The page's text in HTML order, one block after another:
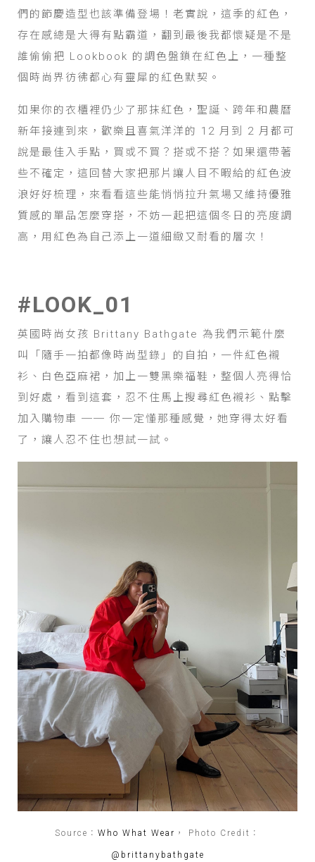
們的節慶造型也該準備登場！老實說，這季的紅色，
存在感總是大得有點霸道，翻到最後我都懷疑是不是
誰偷偷把 Lookbook 的調色盤鎖在紅色上，一種整
個時尚界彷彿都心有靈犀的紅色默契。
如果你的衣櫃裡仍少了那抹紅色，聖誕、跨年和農曆
新年接連到來，歡樂且喜氣洋洋的 12 月到 2 月都可
說是最佳入手點，買或不買？搭或不搭？如果還帶著
些不確定，這回替大家把那片讓人目不暇給的紅色波
浪好好梳理，來看看這些能悄悄拉升氣場又維持優雅
質感的單品怎麼穿搭，不妨一起把這個冬日的亮度調
高，用紅色為自己添上一道細緻又耐看的層次！
#LOOK_01
英國時尚女孩 Brittany Bathgate 為我們示範什麼
叫「隨手一拍都像時尚型錄」的自拍，一件紅色襯
衫、白色亞麻裙，加上一雙黑樂福鞋，整個人亮得恰
到好處，看到這套，忍不住馬上搜尋紅色襯衫、點擊
加入購物車 ── 你一定懂那種感覺，她穿得太好看
了，讓人忍不住也想試一試。
Source： Who What Wear ， Photo Credit：
@brittanybathgate